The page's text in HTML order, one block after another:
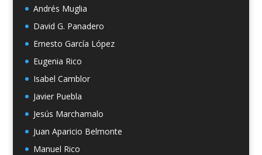
Andrés Muglia
David G. Panadero
Ernesto García López
Eugenia Rico
Isabel Camblor
Javier Puebla
Jesús Marchamalo
Juan Aparicio Belmonte
Manuel Rico